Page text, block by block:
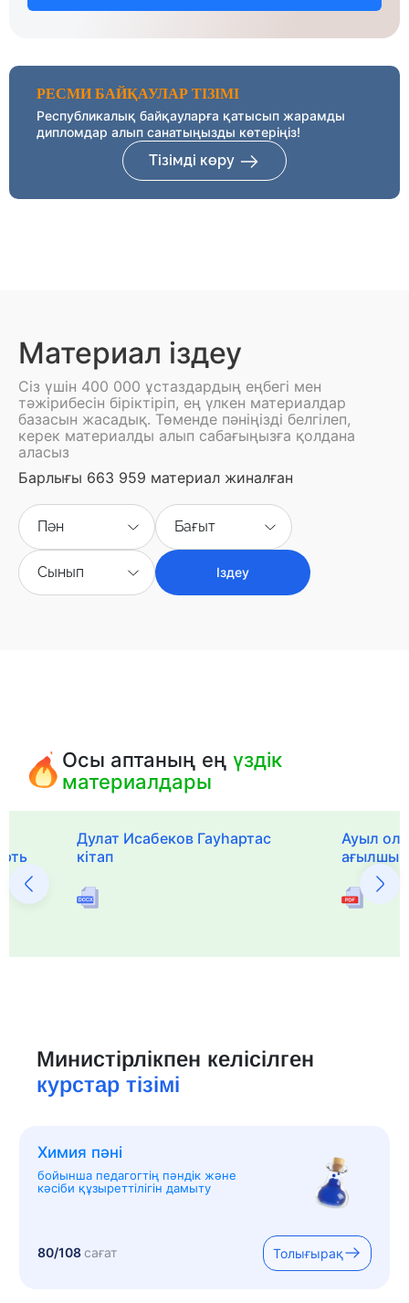
РЕСМИ БАЙҚАУЛАР ТІЗІМІ
Республикалық байқауларға қатысып жарамды
дипломдар алып санатыңызды көтеріңіз!
Тізімді көру
Материал іздеу
Сіз үшін 400 000 ұстаздардың еңбегі мен
тәжірибесін біріктіріп, ең үлкен материалдар
базасын жасадық. Төменде пәніңізді белгілеп,
керек материалды алып сабағыңызға қолдана
аласыз
Барлығы 663 959 материал жиналған
Пән Бағыт
Сынып Іздеу
Осы аптаның еңүздік
материалдары
Дулат Исабеков Гауһартас
кітап
Ауыл
ағылшын
Министірлікпен келісілген
курстар тізімі
Химия пәні
бойынша педагогтің пәндік және
кәсіби құзыреттілігін дамыту
80/108сағат Толығырақ